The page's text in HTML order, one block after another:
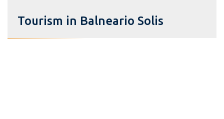
Tourism in Balneario Solis